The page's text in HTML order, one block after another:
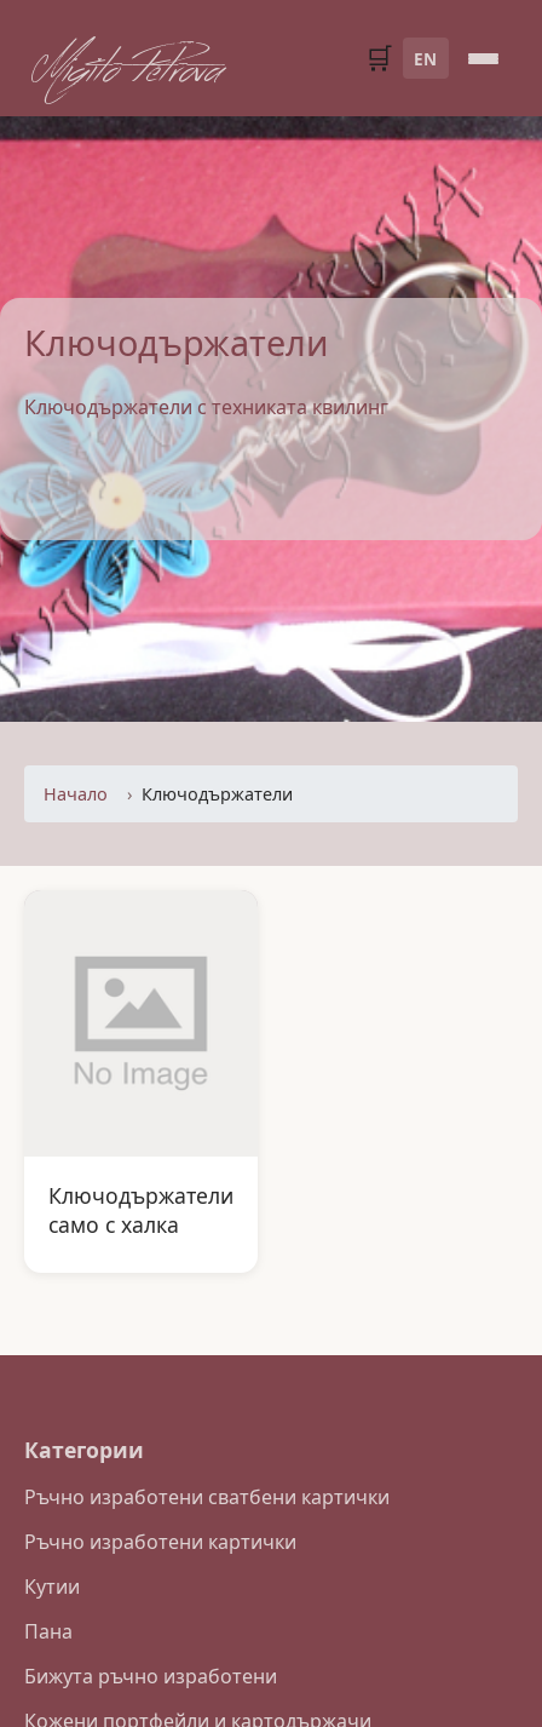
Migito Petrova 🛒 EN
Ключодържатели
Ключодържатели с техниката квилинг
Начало Ключодържатели
Ключодържатели
само с халка
Категории
Ръчно изработени сватбени картички
Ръчно изработени картички
Кутии
Пана
Бижута ръчно изработени
Кожени портфейли и картодържачи